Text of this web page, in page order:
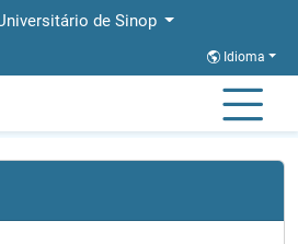
de Sinop
Idioma
PROFLETRAS